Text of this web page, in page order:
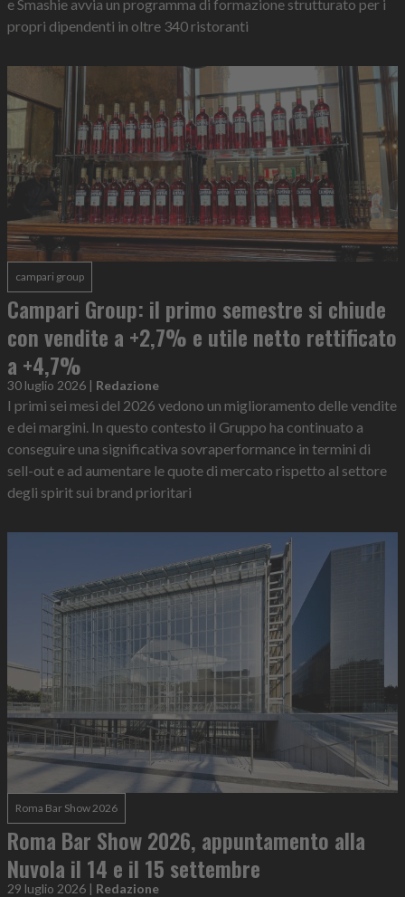
e Smashie avvia un programma di formazione strutturato per i
propri dipendenti in oltre 340 ristoranti
campari group
Campari Group: il primo semestre si chiude
con vendite a +2,7% e utile netto rettificato
a +4,7%
30 luglio 2026 | Redazione
I primi sei mesi del 2026 vedono un miglioramento delle vendite
e dei margini. In questo contesto il Gruppo ha continuato a
conseguire una significativa sovraperformance in termini di
sell-out e ad aumentare le quote di mercato rispetto al settore
degli spirit sui brand prioritari
Roma Bar Show 2026
Roma Bar Show 2026, appuntamento alla
Nuvola il 14 e il 15 settembre
29 luglio 2026 | Redazione